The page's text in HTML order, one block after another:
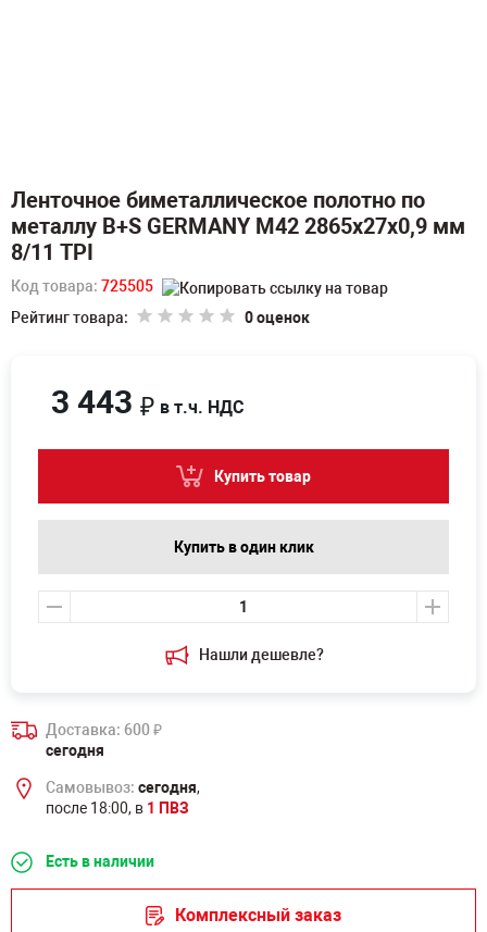
Ленточное биметаллическое полотно по
металлу B+S GERMANY M42 2865х27х0,9 мм
8/11 TPI
Код товара: 725505
Рейтинг товара:
0 оценок
Нашли дешевле?
3 443 ₽ в т.ч. НДС
Купить товар
Купить в один клик
Доставка: 600₽
сегодня
Самовывоз: сегодня,
после 18:00, в 1 ПВЗ
Есть в наличии
Комплексный заказ